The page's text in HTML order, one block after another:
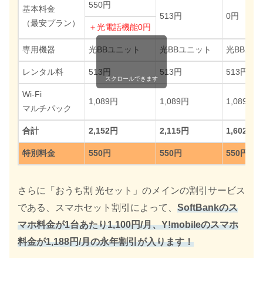
基本料金
（最安プラン）
550円
513円
0円
＋光電話機能0円
専用機器 光BBユニット 光BBユニット 光BBユ
レンタル料 513円 513円 513円
Wi-Fi
マルチパック
1,089円 1,089円 1,089円
合計 2,152円 2,115円 1,602円
特別料金 550円 550円 550円
スクロールできます
さらに「おうち割 光セット」のメインの割引サービス
である、スマホセット割引によって、 SoftBankのス
マホ料金が1台あたり1,100円/月、Y!mobileのスマホ
料金が1,188円/月の永年割引が入ります！